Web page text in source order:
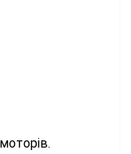
моторів.